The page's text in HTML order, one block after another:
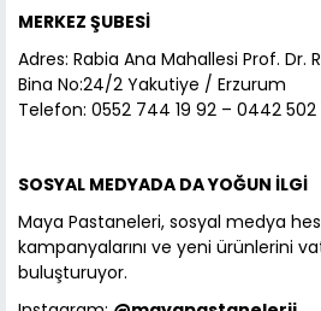
MERKEZ ŞUBESİ
Adres: Rabia Ana Mahallesi Prof. Dr.
Bina No:24/2 Yakutiye / Erzurum
Telefon: 0552 744 19 92 – 0442 502
SOSYAL MEDYADA DA YOĞUN İLGİ
Maya Pastaneleri, sosyal medya
kampanyalarını ve yeni ürünlerini
buluşturuyor.